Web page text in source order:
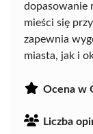
dopasowanie
mieści się
zapewnia
miasta, jak i
Ocena w
Liczba